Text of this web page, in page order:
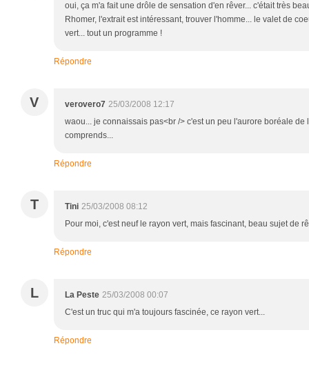
oui, ça m'a fait une drôle de sensation d'en rêver... c'était très
Rhomer, l'extrait est intéressant, trouver l'homme... le valet de
vert... tout un programme !
Répondre
V verovero7 25/03/2008 12:17
waou... je connaissais pas<br /> c'est un peu l'aurore boréale de
comprends...
Répondre
T Tini 25/03/2008 08:12
Pour moi, c'est neuf le rayon vert, mais fascinant, beau sujet de
Répondre
L La Peste 25/03/2008 00:07
C'est un truc qui m'a toujours fascinée, ce rayon vert...
Répondre